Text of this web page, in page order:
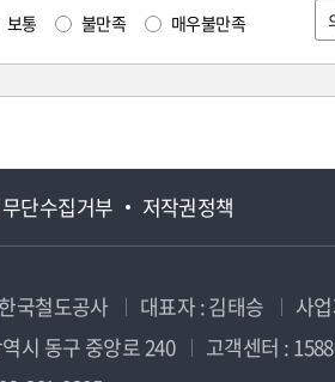
보통 불만족 매우불만족
단수집거부 저작권정책
국철도공사 대표자 : 김태승 사
시 동구 중앙로 240
고객센터 :